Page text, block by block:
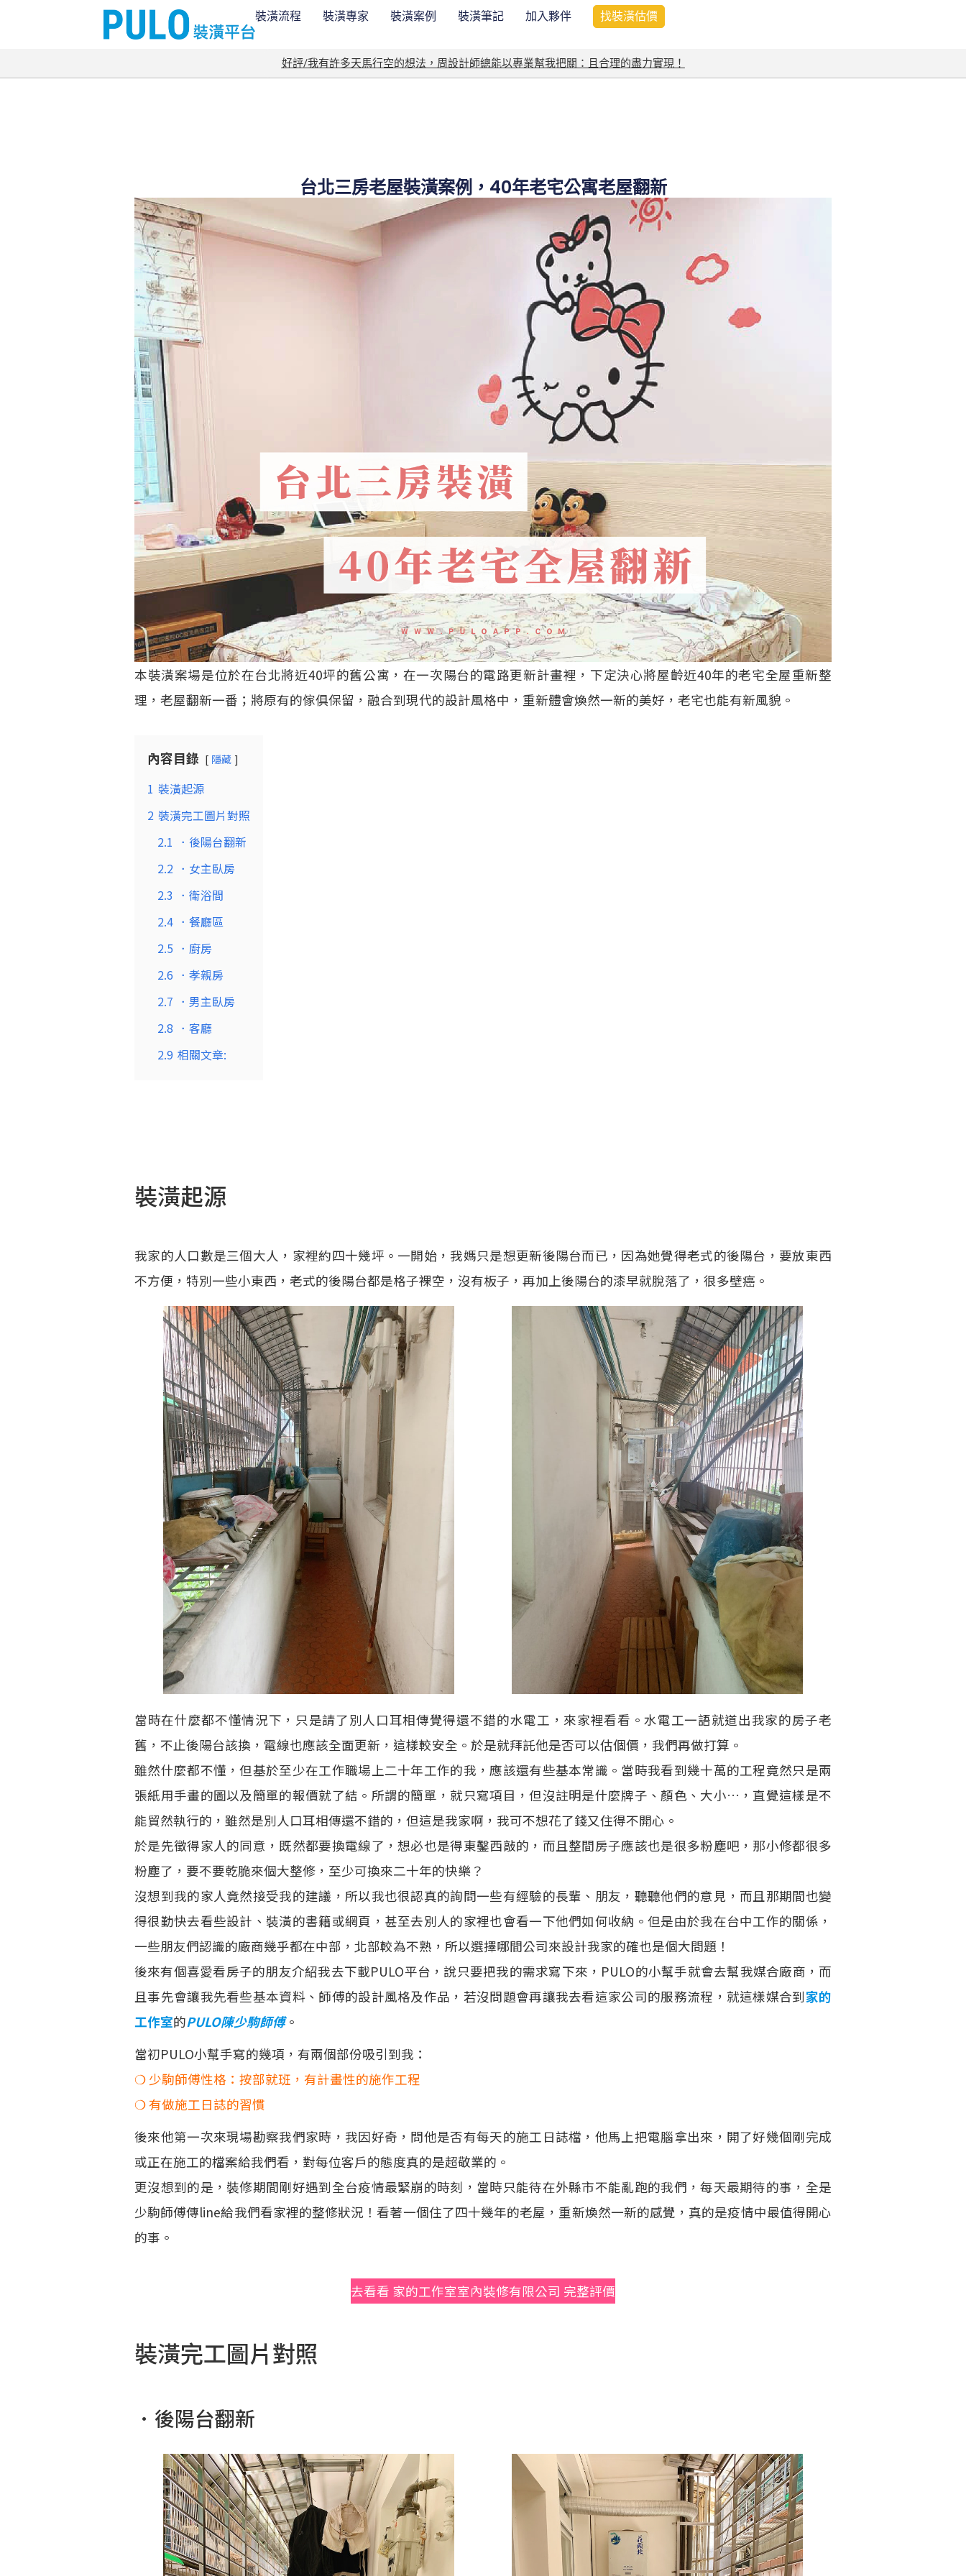
裝潢流程 裝潢專家 裝潢案例 裝潢筆記 加入夥伴 找裝潢估價
好評/我有許多天馬行空的想法，周設計師總能以專業幫我把關：且合理的盡力實現！
台北三房老屋裝潢案例，40年老宅公寓老屋翻新
本裝潢案場是位於在台北將近40坪的舊公寓，在一次陽台的電路更新計畫裡，下定決心將屋齡近40年的老宅全屋重新整
理，老屋翻新一番；將原有的傢俱保留，融合到現代的設計風格中，重新體會煥然一新的美好，老宅也能有新風貌。
內容目錄 隱藏
1 裝潢起源
2 裝潢完工圖片對照
2.1
．後陽台翻新
2.2 ．女主臥房
2.3 ．衛浴間
2.4 ．餐廳區
2.5 ．廚房
2.6 ．孝親房
2.7 ．男主臥房
2.8 ．客廳
2.9 相關文章:
裝潢起源
我家的人口數是三個大人，家裡約四十幾坪。一開始，我媽只是想更新後陽台而已，因為她覺得老式的後陽台，要放東西
不方便，特別一些小東西，老式的後陽台都是格子裸空，沒有板子，再加上後陽台的漆早就脫落了，很多壁癌。
當時在什麼都不懂情況下，只是請了別人口耳相傳覺得還不錯的水電工，來家裡看看。水電工一語就道出我家的房子老
舊，不止後陽台該換，電線也應該全面更新，這樣較安全。於是就拜託他是否可以估個價，我們再做打算。
雖然什麼都不懂，但基於至少在工作職場上二十年工作的我，應該還有些基本常識。當時我看到幾十萬的工程竟然只是兩
張紙用手畫的圖以及簡單的報價就了結。所謂的簡單，就只寫項目，但沒註明是什麼牌子、顏色、大小…，直覺這樣是不
能貿然執行的，雖然是別人口耳相傳還不錯的，但這是我家啊，我可不想花了錢又住得不開心。
於是先徵得家人的同意，既然都要換電線了，想必也是得東鑿西敲的，而且整間房子應該也是很多粉塵吧，那小修都很多
粉塵了，要不要乾脆來個大整修，至少可換來二十年的快樂？
沒想到我的家人竟然接受我的建議，所以我也很認真的詢問一些有經驗的長輩、朋友，聽聽他們的意見，而且那期間也變
得很勤快去看些設計、裝潢的書籍或網頁，甚至去別人的家裡也會看一下他們如何收納。但是由於我在台中工作的關係，
一些朋友們認識的廠商幾乎都在中部，北部較為不熟，所以選擇哪間公司來設計我家的確也是個大問題！
後來有個喜愛看房子的朋友介紹我去下載PULO平台，說只要把我的需求寫下來，PULO的小幫手就會去幫我媒合廠商，而
且事先會讓我先看些基本資料、師傅的設計風格及作品，若沒問題會再讓我去看這家公司的服務流程，就這樣媒合到家的
工作室的PULO陳少駒師傅。
當初PULO小幫手寫的幾項，有兩個部份吸引到我：
❍ 少駒師傅性格：按部就班，有計畫性的施作工程
❍ 有做施工日誌的習慣
後來他第一次來現場勘察我們家時，我因好奇，問他是否有每天的施工日誌檔，他馬上把電腦拿出來，開了好幾個剛完成
或正在施工的檔案給我們看，對每位客戶的態度真的是超敬業的。
更沒想到的是，裝修期間剛好遇到全台疫情最緊崩的時刻，當時只能待在外縣市不能亂跑的我們，每天最期待的事，全是
少駒師傅傳line給我們看家裡的整修狀況！看著一個住了四十幾年的老屋，重新煥然一新的感覺，真的是疫情中最值得開心
的事。
去看看 家的工作室室內裝修有限公司 完整評價
裝潢完工圖片對照
．後陽台翻新